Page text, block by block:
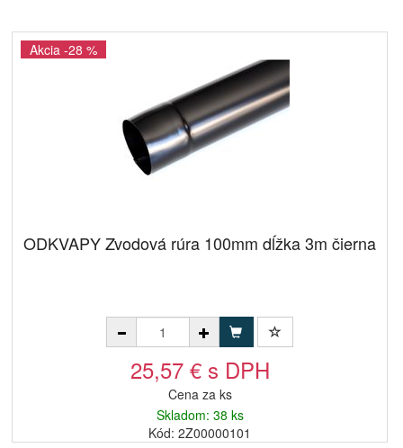
Akcia -28 %
ODKVAPY Zvodová rúra 100mm dĺžka 3m čierna
25,57 € s DPH
Cena za ks
Skladom: 38 ks
Kód: 2Z00000101